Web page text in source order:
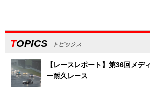
TOPICS トピックス
【レースレポート】第36回メデ
ー耐久レース